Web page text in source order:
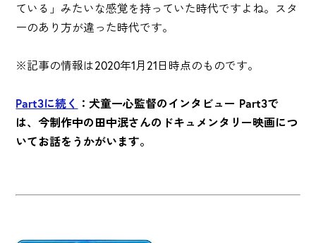
ている」みたいな感覚を持っていた時代ですよね。スタ
ーのあり方が違った時代です。
※記事の情報は2020年1月21日時点のものです。
Part3に続く ：犬童一心監督のインタビュー Part3で
は、今制作中の田中泯さんのドキュメンタリー映画につ
いてお話をうかがいます。